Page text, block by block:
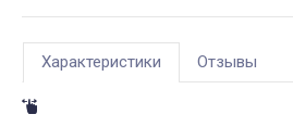
Характеристики Отзывы